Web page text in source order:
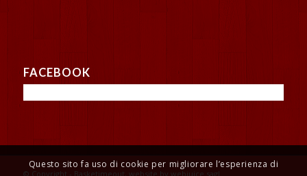
FACEBOOK
© Copyright - Basketimeout, website by webjuice sagl
Questo sito fa uso di cookie per migliorare l’esperienza di